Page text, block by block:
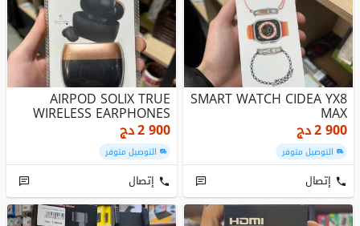
SMART WATCH CIDEA YX8
MAX
2 900دج
التوصيل متوفر
إتصال
AIRPOD SOLIX TRUE
WIRELESS EARPHONES
2 900دج
التوصيل متوفر
إتصال